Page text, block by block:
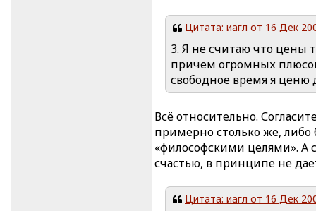
Цитата: иагл от 16 Дек
3. Я не считаю что цены
причем огромных
свободное время я ценю
Всё относительно.
примерно столько же, либо
«философскими целями».
счастью, в принципе не
Цитата: иагл от 16 Дек